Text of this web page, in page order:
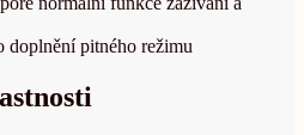
doplnění pitného režimu